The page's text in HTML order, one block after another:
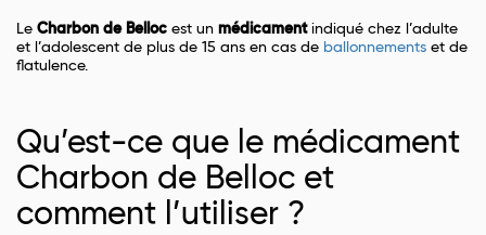
Le Charbon de Belloc est un médicament indiqué chez l’adulte
et l’adolescent de plus de 15 ans en cas de ballonnements et de
flatulence.
Qu’est-ce que le médicament
Charbon de Belloc et
comment l’utiliser ?